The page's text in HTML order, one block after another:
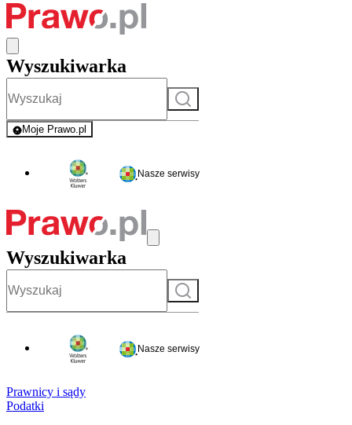
Wyszukiwarka
Szukaj
Moje Prawo.pl
- rejestracja i logowanie do serwisu
Nasze serwisy
Wyszukiwarka
Szukaj
Nasze serwisy
Prawnicy i sądy
Podatki